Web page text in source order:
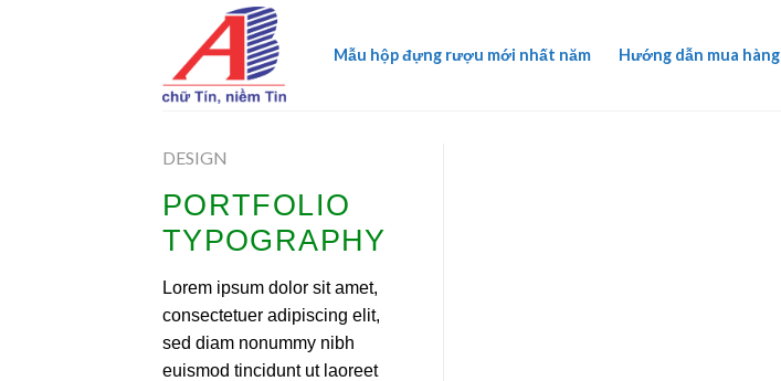
Mẫu hộp đựng rượu mới nhất năm Hướng dẫn mua hàng
DESIGN
PORTFOLIO
TYPOGRAPHY
Lorem ipsum dolor sit amet,
consectetuer adipiscing elit,
sed diam nonummy nibh
euismod tincidunt ut laoreet